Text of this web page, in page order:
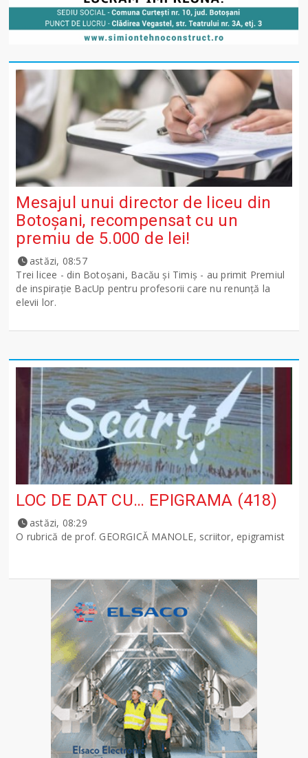
Mesajul unui director de liceu din
Botoșani, recompensat cu un
premiu de 5.000 de lei!
astăzi, 08:57
Trei licee - din Botoșani, Bacău și Timiș - au primit Premiul
de inspirație BacUp pentru profesorii care nu renunță la
elevii lor.
LOC DE DAT CU… EPIGRAMA (418)
astăzi, 08:29
O rubrică de prof. GEORGICĂ MANOLE, scriitor, epigramist